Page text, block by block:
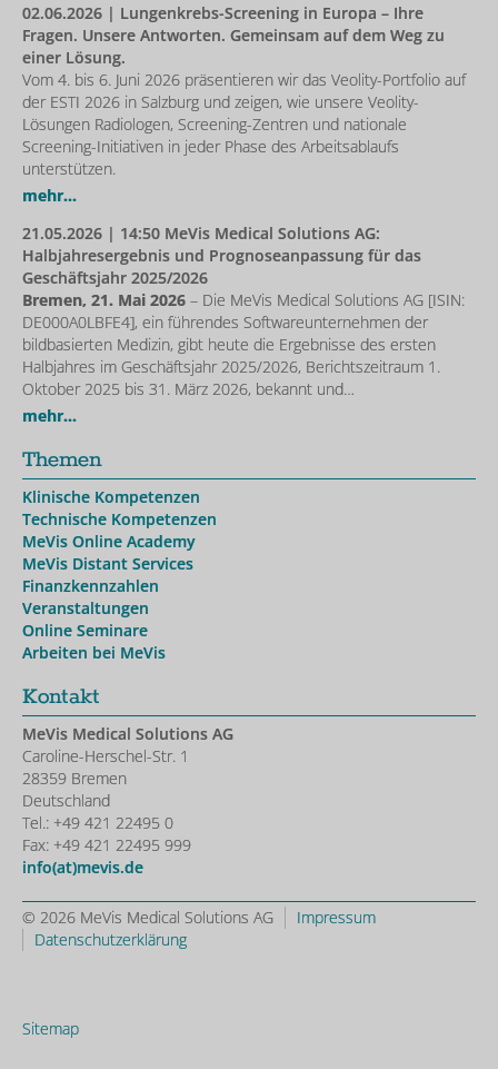
02.06.2026 | Lungenkrebs-Screening in Europa – Ihre
Fragen. Unsere Antworten. Gemeinsam auf dem Weg zu
einer Lösung.
Vom 4. bis 6. Juni 2026 präsentieren wir das Veolity-Portfolio auf
der ESTI 2026 in Salzburg und zeigen, wie unsere Veolity-
Lösungen Radiologen, Screening-Zentren und nationale
Screening-Initiativen in jeder Phase des Arbeitsablaufs
unterstützen.
mehr...
21.05.2026 | 14:50 MeVis Medical Solutions AG:
Halbjahresergebnis und Prognoseanpassung für das
Geschäftsjahr 2025/2026
Bremen, 21. Mai 2026 – Die MeVis Medical Solutions AG [ISIN:
DE000A0LBFE4], ein führendes Softwareunternehmen der
bildbasierten Medizin, gibt heute die Ergebnisse des ersten
Halbjahres im Geschäftsjahr 2025/2026, Berichtszeitraum 1.
Oktober 2025 bis 31. März 2026, bekannt und…
mehr...
Themen
Klinische Kompetenzen
Technische Kompetenzen
MeVis Online Academy
MeVis Distant Services
Finanzkennzahlen
Veranstaltungen
Online Seminare
Arbeiten bei MeVis
Kontakt
MeVis Medical Solutions AG
Caroline-Herschel-Str. 1
28359 Bremen
Deutschland
Tel.: +49 421 22495 0
Fax: +49 421 22495 999
info(at)mevis.de
© 2026 MeVis Medical Solutions AG
Impressum
Datenschutzerklärung
Sitemap